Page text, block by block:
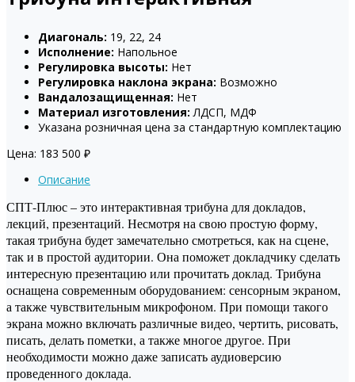
Диагональ: 19, 22, 24
Исполнение: Напольное
Регулировка высоты: Нет
Регулировка наклона экрана: Возможно
Вандалозащищенная: Нет
Материал изготовления:ЛДСП, МДФ
Указана розничная цена за стандартную комплектацию
Цена: 183 500 ₽
Описание
СПТ-Плюс – это интерактивная трибуна для докладов,
лекций, презентаций. Несмотря на свою простую форму,
такая трибуна будет замечательно смотреться, как на сцене,
так и в простой аудитории. Она поможет докладчику сделать
интересную презентацию или прочитать доклад. Трибуна
оснащена современным оборудованием: сенсорным экраном,
а также чувствительным микрофоном. При помощи такого
экрана можно включать различные видео, чертить, рисовать,
писать, делать пометки, а также многое другое. При
необходимости можно даже записать аудиоверсию
проведенного доклада.